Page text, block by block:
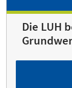
Die LUH